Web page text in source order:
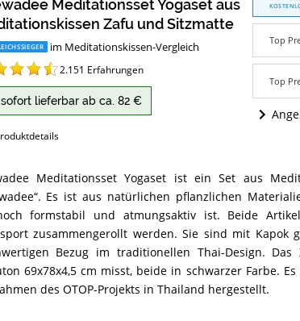
Meditationsset Yogaset aus
Zafu und Sitzmatte
im Meditationskissen-Vergleich
2.151 Erfahrungen
sofort lieferbar ab ca. 82 €
Yogaset
Zafu
und
Sitzmatte
Wo
Top
Top
Meditationsset Yogaset ist ein Set aus
Es ist aus natürlichen pflanzlichen
formstabil und atmungsaktiv ist. Beide
zusammengerollt werden. Sie sind mit
Bezug im traditionellen Thai-Design.
69x78x4,5 cm misst, beide in schwarzer Farbe.
des OTOP-Projekts in Thailand hergestellt.